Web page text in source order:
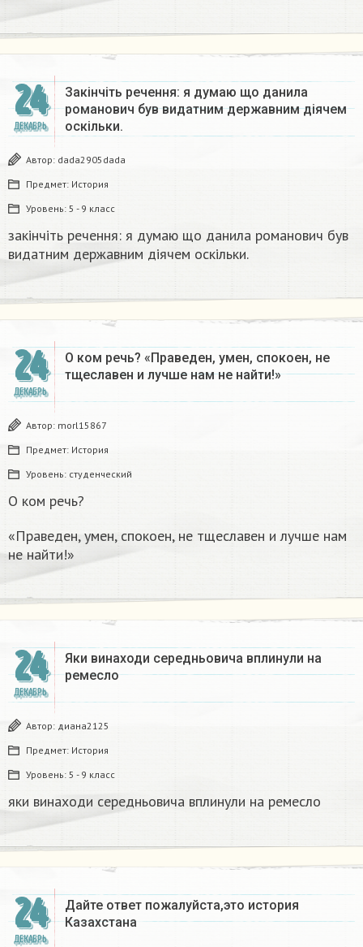
24
ДЕКАБРЬ
Закінчіть речення: я думаю що данила
романович був видатним державним діячем
оскільки.
Автор: dada2905dada
Предмет: История
Уровень: 5 - 9 класс
закінчіть речення: я думаю що данила романович був
видатним державним діячем оскільки.
24
ДЕКАБРЬ
О ком речь? «Праведен, умен, спокоен, не
тщеславен и лучше нам не найти!»
Автор: morl15867
Предмет: История
Уровень: студенческий
О ком речь?
«Праведен, умен, спокоен, не тщеславен и лучше нам
не найти!»
24
ДЕКАБРЬ
Яки винаходи середньовича вплинули на
ремесло
Автор: диана2125
Предмет: История
Уровень: 5 - 9 класс
яки винаходи середньовича вплинули на ремесло
24
ДЕКАБРЬ
Дайте ответ пожалуйста,это история
Казахстана